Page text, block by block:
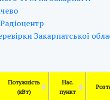
Закарпатської
Потужність
(кВт)
Нас.
пункт